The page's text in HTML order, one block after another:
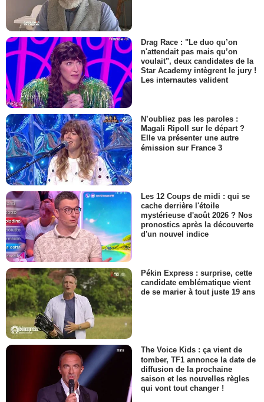
Drag Race : "Le duo qu’on
n'attendait pas mais qu’on
voulait", deux candidates de la
Star Academy intègrent le jury !
Les internautes valident
N’oubliez pas les paroles :
Magali Ripoll sur le départ ?
Elle va présenter une autre
émission sur France 3
Les 12 Coups de midi : qui se
cache derrière l'étoile
mystérieuse d'août 2026 ? Nos
pronostics après la découverte
d'un nouvel indice
Pékin Express : surprise, cette
candidate emblématique vient
de se marier à tout juste 19 ans
The Voice Kids : ça vient de
tomber, TF1 annonce la date de
diffusion de la prochaine
saison et les nouvelles règles
qui vont tout changer !